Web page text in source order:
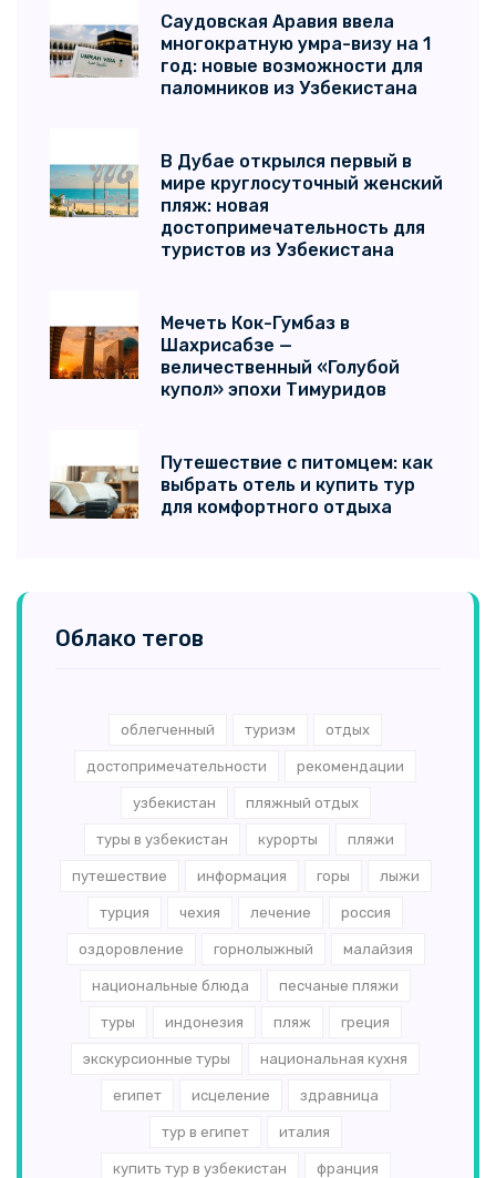
Саудовская Аравия ввела
многократную умра-визу на 1
год: новые возможности для
паломников из Узбекистана
В Дубае открылся первый в
мире круглосуточный женский
пляж: новая
достопримечательность для
туристов из Узбекистана
Мечеть Кок-Гумбаз в
Шахрисабзе —
величественный «Голубой
купол» эпохи Тимуридов
Путешествие с питомцем: как
выбрать отель и купить тур
для комфортного отдыха
Облако тегов
облегченный туризм отдых
достопримечательности рекомендации
узбекистан пляжный отдых
туры в узбекистан курорты пляжи
путешествие информация горы лыжи
турция чехия лечение россия
оздоровление горнолыжный малайзия
национальные блюда песчаные пляжи
туры индонезия пляж греция
экскурсионные туры национальная кухня
египет исцеление здравница
тур в египет италия
купить тур в узбекистан франция